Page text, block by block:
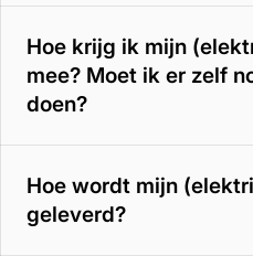
Hoe krijg ik mijn
mee? Moet ik er zelf
doen?
Hoe wordt mijn
geleverd?